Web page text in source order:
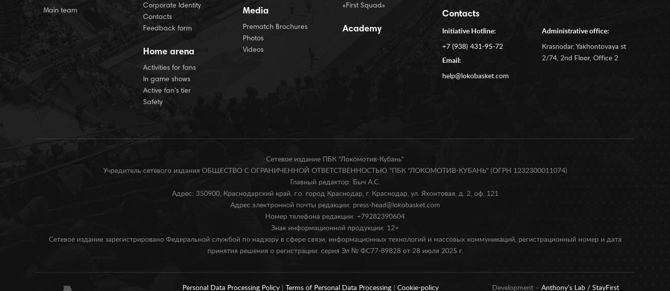
Main team
Corporate Identity
Contacts
Feedback form
Home arena
Activities for fans
In game shows
Active fan’s tier
Safety
Media
Prematch Brochures
Photos
Videos
«First Squad»
Academy
Contacts
Initiative Hotline:
+7 (938) 431-95-72
Email:
help@lokobasket.com
Administrative office:
Krasnodar, Yakhontovaya st
2/74, 2nd Floor, Office 2
Сетевое издание ПБК "Локомотив-Кубань"
Учредитель сетевого издания ОБЩЕСТВО С ОГРАНИЧЕННОЙ ОТВЕТСТВЕННОСТЬЮ "ПБК "ЛОКОМОТИВ-КУБАНЬ" (ОГРН 1232300011074)
Главный редактор: Быч А.С.
Адрес: 350900, Краснодарский край, г.о. город Краснодар, г. Краснодар, ул. Яхонтовая, д. 2, оф. 121
Адрес электронной почты редакции: press-head@lokobasket.com
Номер телефона редакции: +79282390604
Знак информационной продукции: 12+
Сетевое издание зарегистрировано Федеральной службой по надзору в сфере связи, информационных технологий и массовых коммуникаций, регистрационный номер и дата
принятия решения о регистрации: серия Эл № ФС77-89828 от 28 июля 2025 г.
Personal Data Processing Policy Terms of Personal Data Processing |Cookie-policy Development – Anthony’s Lab / StayFirst